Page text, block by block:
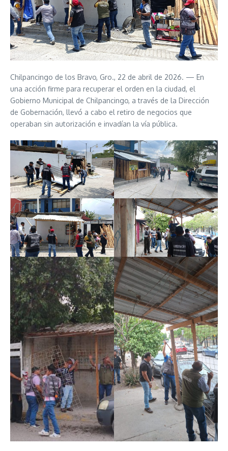
Chilpancingo de los Bravo, Gro., 22 de abril de 2026. — En
una acción firme para recuperar el orden en la ciudad, el
Gobierno Municipal de Chilpancingo, a través de la Dirección
de Gobernación, llevó a cabo el retiro de negocios que
operaban sin autorización e invadían la vía pública.